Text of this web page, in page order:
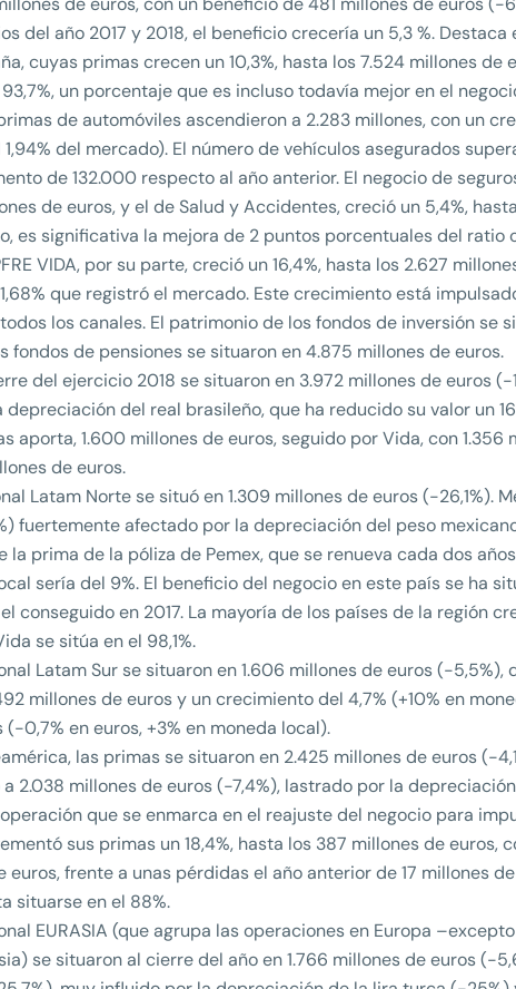
del año 2017 y 2018, el beneficio crecería un 5,3 %. Destaca
cuyas primas crecen un 10,3%, hasta los 7.524 millones de
un porcentaje que es incluso todavía mejor en el
de automóviles ascendieron a 2.283 millones, con un
del mercado). El número de vehículos asegurados
de 132.000 respecto al año anterior. El negocio de
de euros, y el de Salud y Accidentes, creció un 5,4%,
es significativa la mejora de 2 puntos porcentuales del ratio
VIDA, por su parte, creció un 16,4%, hasta los 2.627
que registró el mercado. Este crecimiento está
los canales. El patrimonio de los fondos de inversión se
fondos de pensiones se situaron en 4.875 millones de euros.
del ejercicio 2018 se situaron en 3.972 millones de euros
del real brasileño, que ha reducido su valor un
aporta, 1.600 millones de euros, seguido por Vida, con 1.356
de euros.
Latam Norte se situó en 1.309 millones de euros (-26,1%).
fuertemente afectado por la depreciación del peso
prima de la póliza de Pemex, que se renueva cada dos
sería del 9%. El beneficio del negocio en este país se ha
conseguido en 2017. La mayoría de los países de la región
se sitúa en el 98,1%.
Latam Sur se situaron en 1.606 millones de euros (-5,5%),
millones de euros y un crecimiento del 4,7% (+10% en
(-0,7% en euros, +3% en moneda local).
las primas se situaron en 2.425 millones de euros (-
2.038 millones de euros (-7,4%), lastrado por la
que se enmarca en el reajuste del negocio para
sus primas un 18,4%, hasta los 387 millones de euros,
frente a unas pérdidas el año anterior de 17 millones
situarse en el 88%.
EURASIA (que agrupa las operaciones en Europa
se situaron al cierre del año en 1.766 millones de euros (-